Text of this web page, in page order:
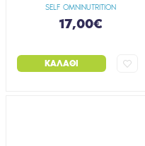
SELF OMNINUTRITION
17,00€
ΚΑΛΆΘΙ